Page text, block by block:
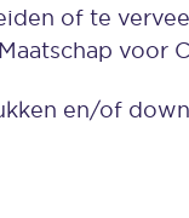
of te
voor
en/of